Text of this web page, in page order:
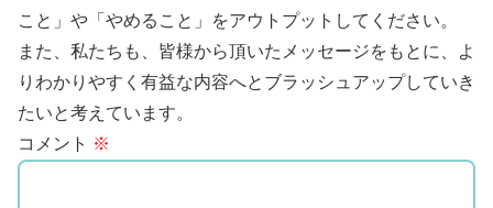
こと」や「やめること」をアウトプットしてください。
また、私たちも、皆様から頂いたメッセージをもとに、よ
りわかりやすく有益な内容へとブラッシュアップしていき
たいと考えています。
コメント ※